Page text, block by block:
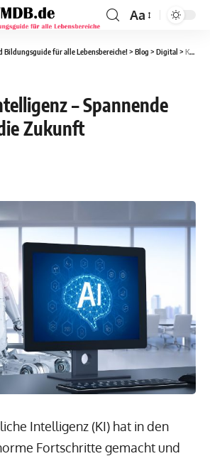
Aa
Bildungsguide für alle Lebensbereiche! > Blog > Digital > Künstliche Intelligenz – Spannende Einblicke in die Zukunft
– Spannende
Zukunft
Intelligenz (KI) hat in den
Fortschritte gemacht und